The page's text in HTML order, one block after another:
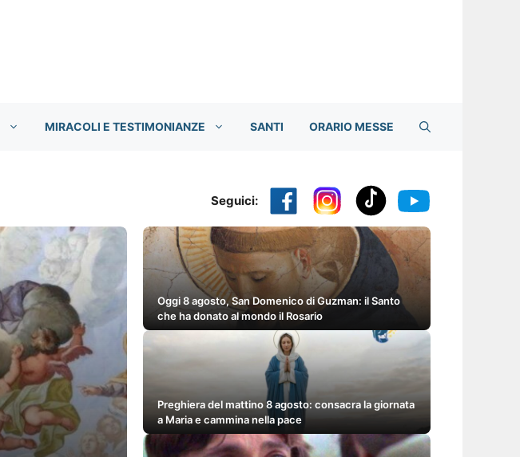
MIRACOLI E TESTIMONIANZE SANTI ORARIO MESSE
Seguici:
Oggi 8 agosto, San Domenico di Guzman: il Santo
che ha donato al mondo il Rosario
Preghiera del mattino 8 agosto: consacra la giornata
a Maria e cammina nella pace